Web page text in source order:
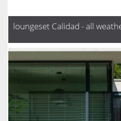
loungeset Calidad - all